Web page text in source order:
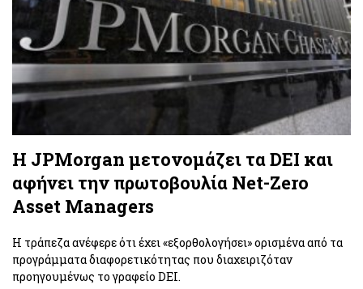
Η JPMorgan μετονομάζει τα DEI και
αφήνει την πρωτοβουλία Net-Zero
Asset Managers
Η τράπεζα ανέφερε ότι έχει «εξορθολογήσει» ορισμένα από τα
προγράμματα διαφορετικότητας που διαχειριζόταν
προηγουμένως το γραφείο DEI.